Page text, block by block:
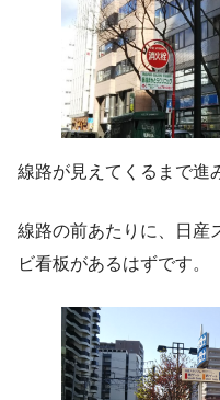
線路が見えてくるまで進
線路の前あたりに、日産
ビ看板があるはずです。